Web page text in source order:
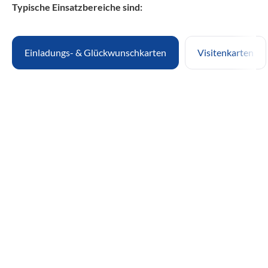
Typische Einsatzbereiche sind:
Einladungs- & Glückwunschkarten Visitenkarten